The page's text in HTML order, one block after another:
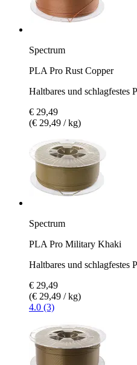
Spectrum
PLA Pro Rust Copper
Haltbares und schlagfestes
€ 29,49
(€ 29,49 / kg)
Spectrum
PLA Pro Military Khaki
Haltbares und
€ 29,49
(€ 29,49 / kg)
4.0 (3)